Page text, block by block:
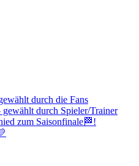
durch die Fans
durch Spieler/Trainer
zum Saisonfinale🏁!